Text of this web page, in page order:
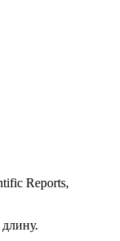
Reports,